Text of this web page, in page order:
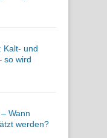
Kalt- und
so wird
Wann
werden?